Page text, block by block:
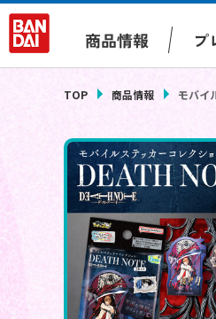
商品情報 プ
TOP 商品情報 モバイ